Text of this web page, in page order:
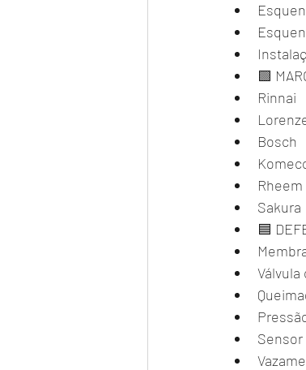
🟩
Rinnai
Bosch
Rheem
Sakura
🟦